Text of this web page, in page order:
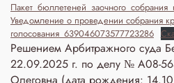
Уведомление о проведении собрания
голосования_639046073577723286
Решением Арбитражного суда
22.09.2025 г. по делу № А08-